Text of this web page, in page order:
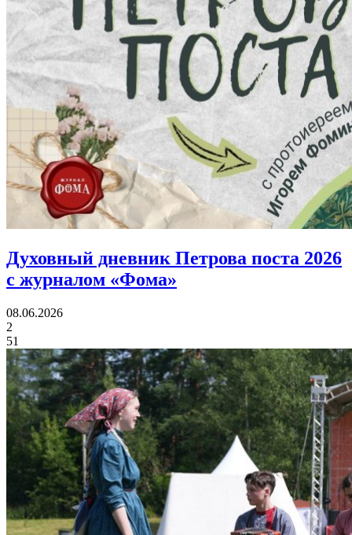
Духовный дневник Петрова поста 2026
с журналом «Фома»
08.06.2026
2
51